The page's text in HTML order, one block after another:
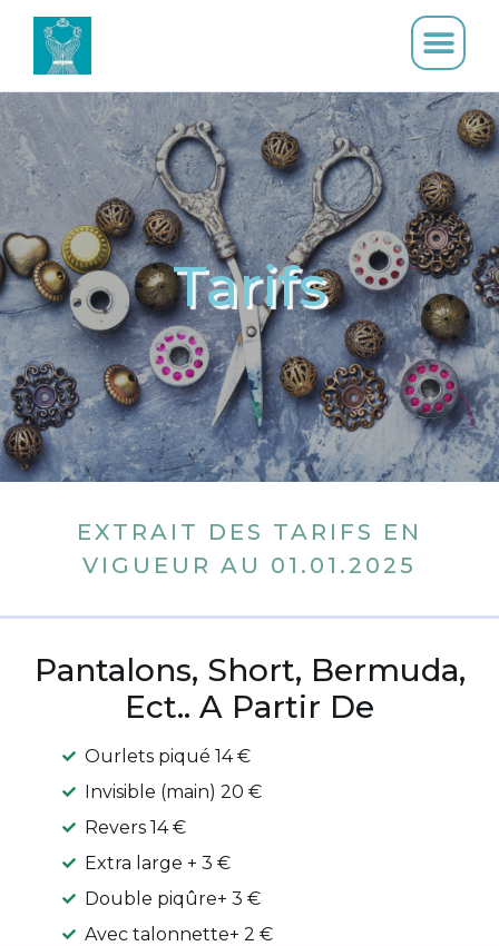
Tarifs
EXTRAIT DES TARIFS EN
VIGUEUR AU 01.01.2025
Pantalons, Short, Bermuda,
Ect.. A Partir De
Ourlets piqué 14 €
Invisible (main) 20 €
Revers 14 €
Extra large + 3 €
Double piqûre+ 3 €
Avec talonnette+ 2 €